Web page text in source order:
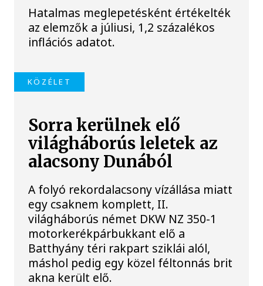
Hatalmas meglepetésként értékelték
az elemzők a júliusi, 1,2 százalékos
inflációs adatot.
KÖZÉLET
Sorra kerülnek elő
világháborús leletek az
alacsony Dunából
A folyó rekordalacsony vízállása miatt
egy csaknem komplett, II.
világháborús német DKW NZ 350-1
motorkerékpárbukkant elő a
Batthyány téri rakpart sziklái alól,
máshol pedig egy közel féltonnás brit
akna került elő.